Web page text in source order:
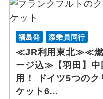
リュッセルスハ
ウルム
ゲンゲンバッハ
リューベック
登山・ハイキング
オーロラ観賞
島めぐり
紅葉
福島発 添乗員同行
≪JR利用東北≫≪燃
ージ込≫【羽田】中
用！ ドイツ5つのク
ケット6…